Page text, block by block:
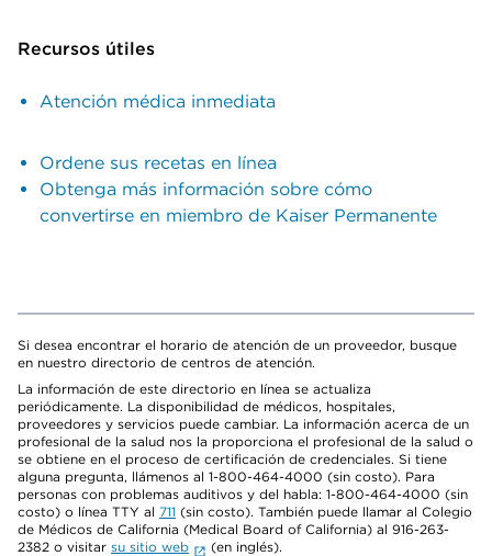
Recursos útiles
Atención médica inmediata
Ordene sus recetas en línea
Obtenga más información sobre cómo
convertirse en miembro de Kaiser Permanente
Si desea encontrar el horario de atención de un proveedor, busque
en nuestro directorio de centros de atención.
La información de este directorio en línea se actualiza
periódicamente. La disponibilidad de médicos, hospitales,
proveedores y servicios puede cambiar. La información acerca de un
profesional de la salud nos la proporciona el profesional de la salud o
se obtiene en el proceso de certificación de credenciales. Si tiene
alguna pregunta, llámenos al 1-800-464-4000 (sin costo). Para
personas con problemas auditivos y del habla: 1-800-464-4000 (sin
costo) o línea TTY al 711 (sin costo). También puede llamar al Colegio
de Médicos de California (Medical Board of California) al 916-263-
2382 o visitar su sitio web
(en inglés).